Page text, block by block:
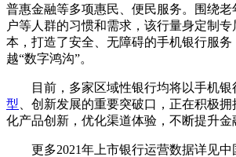
普惠金融等多项惠民、便民服务。围绕老
户等人群的习惯和需求，该行量身定制专
本，打造了安全、无障碍的手机银行服务
越“数字鸿沟”。
目前，多家区域性银行均将以手机银
型 、创新发展的重要突破口，正在积极
化产品创新，优化渠道体验，不断提升金
更多2021年上市银行运营数据详见中